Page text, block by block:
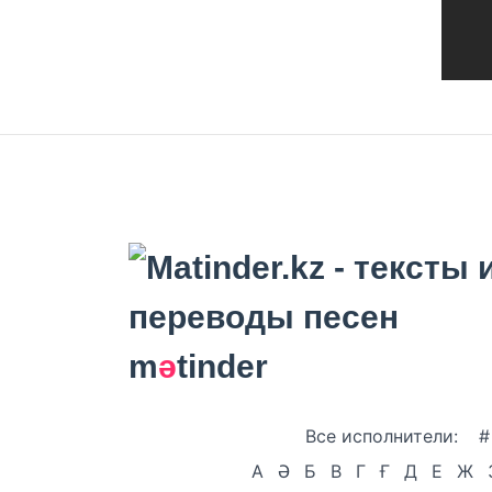
mәtinder
Все исполнители:
#
А
Ә Б В Г Ғ Д Е Ж